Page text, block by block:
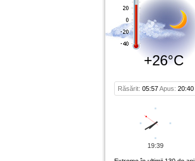
+26°C
Răsărit: 05:57Apus: 20:40
19:39